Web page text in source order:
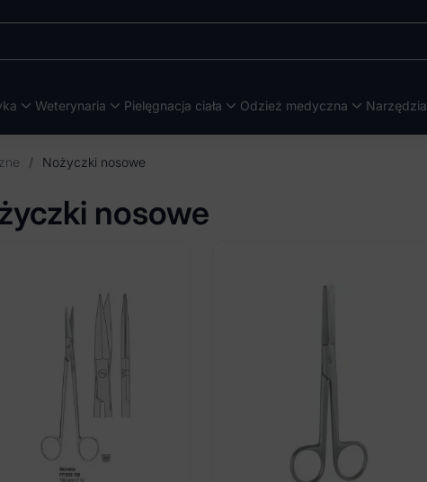
Weterynaria Pielęgnacja ciała Odzież medyczna Narzędzia
/ Nożyczki nosowe
nosowe